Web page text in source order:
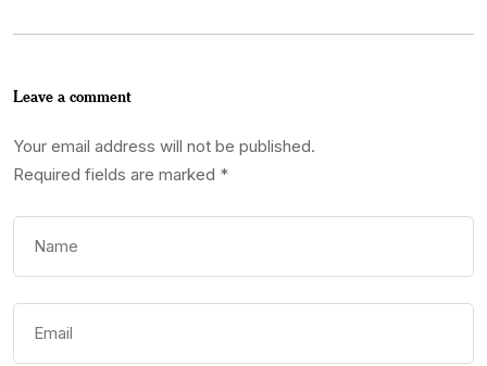
Leave a comment
Your email address will not be published.
Required fields are marked *